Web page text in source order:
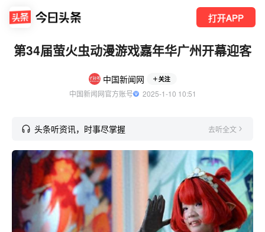
打开APP
第34届萤火虫动漫游戏嘉年华广州开幕迎客
中国新闻网 关注
中国新闻网官方账号
  2025-1-10 10:51
头条听资讯，时事尽掌握 去听全文